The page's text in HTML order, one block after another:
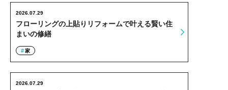
フローリングの上貼りリフォームで叶える賢い住
まいの修繕
2026.07.29
家
2026.07.29